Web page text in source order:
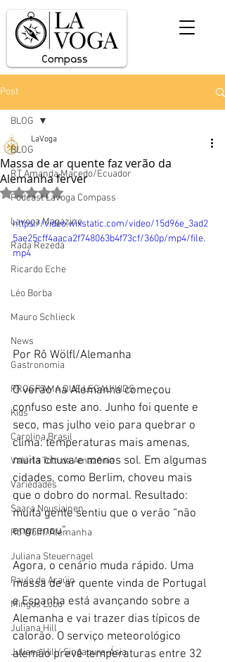
Post
BLOG
RT Amanda Macedo/Ecuador
Podcast Lavoga Compass
Lavoga Magazine
Rada Rezedá
Ricardo Eche
Léo Borba
Mauro Schlieck
News
Gastronomia
PROGRAMA QUE LEGAL/KIDS
Kids
Carolina Brasil
Valéria Totti da Amazônia
Variedades
Saara Nousiainen
Rô Wolfl/Alemanha
Juliana Steuernagel
Paulo de Araújo
Mingos Lobo
Juliana Hill
Juliana Hill/ Singapura-Ásia
BLOG
Massa de ar quente faz verão da
Alemanha ferver
LaVoga
Avaliado com NaN de 5 estrelas.
https://video.wixstatic.com/video/15d96e_3ad2
5ae25cff4aaca2f748063b4f73cf/360p/mp4/file.
mp4
Por Rô Wölfl/Alemanha
O verão na Alemanha começou
confuso este ano. Junho foi quente e
seco, mas julho veio para quebrar o
clima: temperaturas mais amenas,
muita chuva e menos sol. Em algumas
cidades, como Berlim, choveu mais
que o dobro do normal. Resultado:
muita gente sentiu que o verão “não
engrenou”.
Agora, o cenário muda rápido. Uma
massa de ar quente vinda de Portugal
e Espanha está avançando sobre a
Alemanha e vai trazer dias típicos de
calorão. O serviço meteorológico
alemão prevê temperaturas entre 32